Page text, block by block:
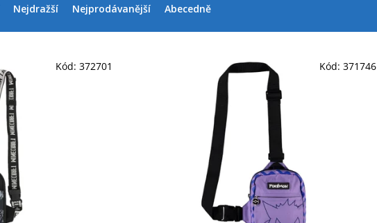
Nejdražší Nejprodávanější Abecedně
Kód:372701 Kód: 371746